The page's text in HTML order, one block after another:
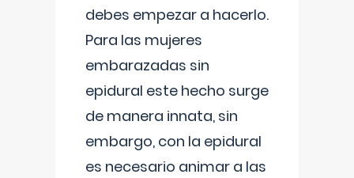
debes empezar a hacerlo.
Para las mujeres
embarazadas sin
epidural este hecho surge
de manera innata, sin
embargo, con la epidural
es necesario animar a las